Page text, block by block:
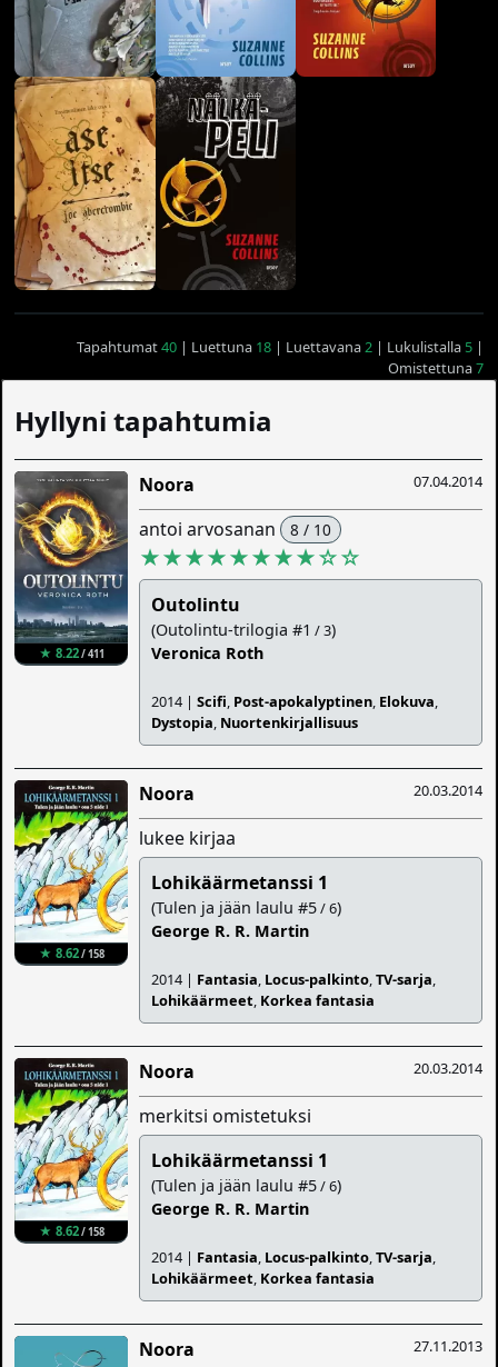
Tapahtumat40| Luettuna 18| Luettavana2| Lukulistalla 5|
Omistettuna7
Hyllyni tapahtumia
★ 8.22/ 411
07.04.2014
Noora
antoi arvosanan 8 / 10
★★★★★★★★☆☆
Outolintu
(Outolintu-trilogia #1 / 3)
Veronica Roth
2014 |Scifi, Post-apokalyptinen, Elokuva,
Dystopia, Nuortenkirjallisuus
★ 8.62/ 158
20.03.2014
Noora
lukee kirjaa
Lohikäärmetanssi 1
(Tulen ja jään laulu #5/ 6)
George R. R. Martin
2014 | Fantasia, Locus-palkinto,TV-sarja,
Lohikäärmeet, Korkea fantasia
★ 8.62/ 158
20.03.2014
Noora
merkitsi omistetuksi
Lohikäärmetanssi 1
(Tulen ja jään laulu #5/ 6)
George R. R. Martin
2014 | Fantasia, Locus-palkinto,TV-sarja,
Lohikäärmeet, Korkea fantasia
27.11.2013
Noora